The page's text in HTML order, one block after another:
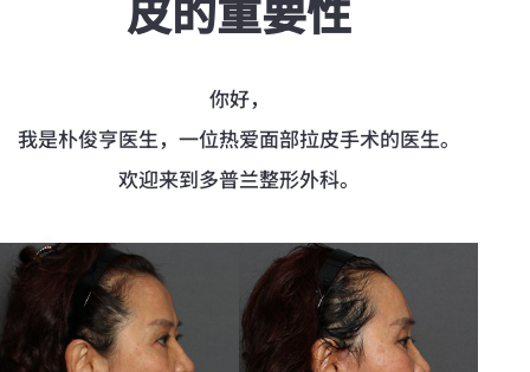
你好，
我是朴俊亨医生，一位热爱面部拉皮手术的医生。
欢迎来到多普兰整形外科。